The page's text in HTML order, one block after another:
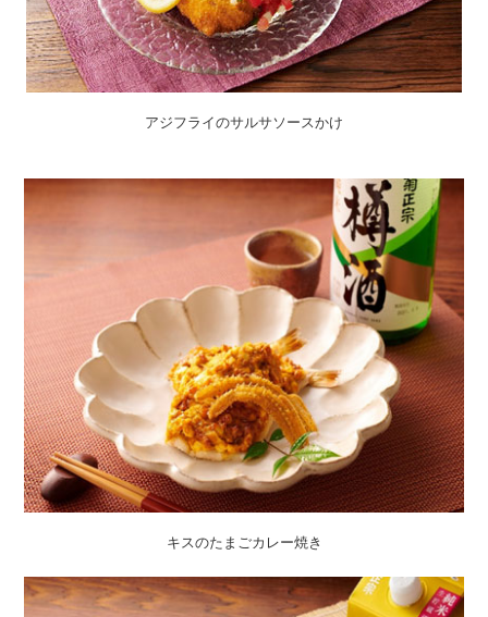
アジフライのサルサソースかけ
キスのたまごカレー焼き